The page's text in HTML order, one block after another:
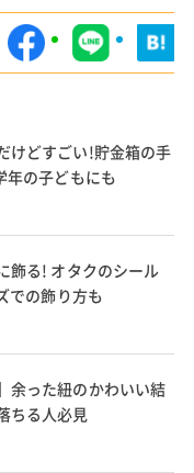
けどすごい!貯金箱の手
年の子どもにも
飾る! オタクのシール
での飾り方も
余った紐のかわいい結
ちる人必見